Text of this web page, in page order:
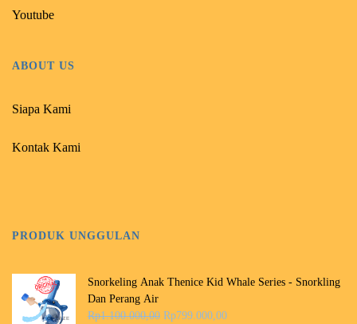
Youtube
ABOUT US
Siapa Kami
Kontak Kami
PRODUK UNGGULAN
Snorkeling Anak Thenice Kid Whale Series - Snorkling
Dan Perang Air
Rp1.100.000,00 H
Rp799.000,00H